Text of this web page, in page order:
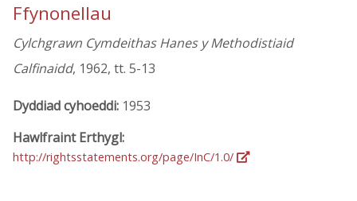
Ffynonellau
Cylchgrawn Cymdeithas Hanes y Methodistiaid
Calfinaidd, 1962, tt. 5-13
Dyddiad cyhoeddi: 1953
Hawlfraint Erthygl:
http://rightsstatements.org/page/InC/1.0/